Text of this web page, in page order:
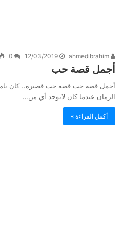
ahmedibrahim
12/03/2019
0
أجمل قصة حب
أجمل قصة حب قصة حب قصيرة.. كان
الزمان عندما كان لايوجد أي من…
أكمل القراءة »